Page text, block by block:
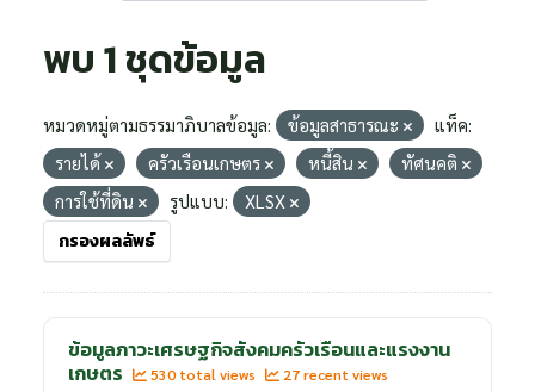
พบ 1 ชุดข้อมูล
หมวดหมู่ตามธรรมาภิบาลข้อมูล: ข้อมูลสาธารณะ
แท็ค:
รายได้
ครัวเรือนเกษตร หนี้สิน
ทัศนคติ
การใช้ที่ดิน
รูปแบบ: XLSX
กรองผลลัพธ์
ข้อมูลภาวะเศรษฐกิจสังคมครัวเรือนและแรงงาน
เกษตร
530 total views
27 recent views